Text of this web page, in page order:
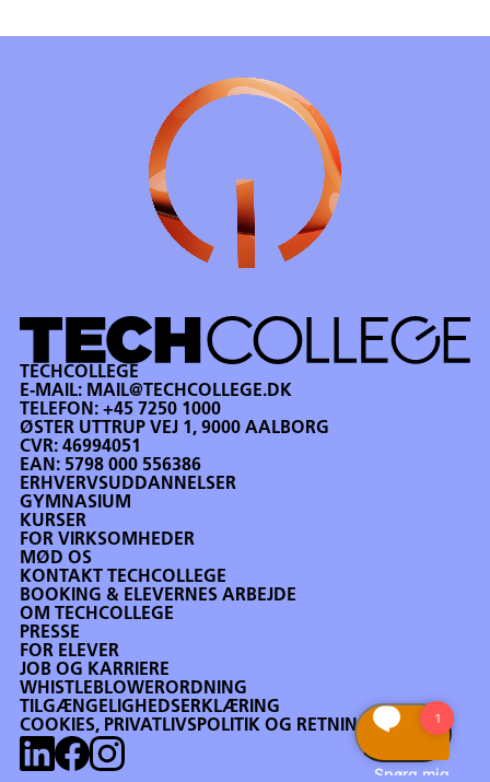
TECHCOLLEGE
E-MAIL: MAIL@TECHCOLLEGE.DK
TELEFON:+45 7250 1000
ØSTER UTTRUP VEJ 1, 9000 AALBORG
CVR: 46994051
EAN: 5798 000 556386
ERHVERVSUDDANNELSER
GYMNASIUM
KURSER
FOR VIRKSOMHEDER
MØD OS
KONTAKT TECHCOLLEGE
BOOKING & ELEVERNES ARBEJDE
OM TECHCOLLEGE
PRESSE
FOR ELEVER
JOB OG KARRIERE
WHISTLEBLOWERORDNING
TILGÆNGELIGHEDSERKLÆRING
COOKIES, PRIVATLIVSPOLITIK OG RETNINGSLINJER